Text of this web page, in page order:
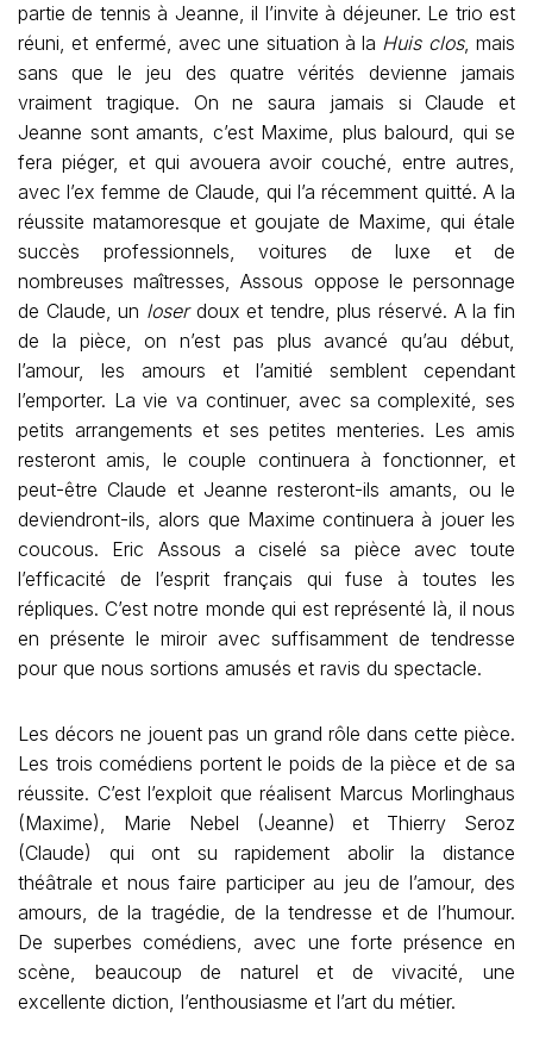
partie de tennis à Jeanne, il l’invite à déjeuner. Le trio est
réuni, et enfermé, avec une situation à la Huis clos, mais
sans que le jeu des quatre vérités devienne jamais
vraiment tragique. On ne saura jamais si Claude et
Jeanne sont amants, c’est Maxime, plus balourd, qui se
fera piéger, et qui avouera avoir couché, entre autres,
avec l’ex femme de Claude, qui l’a récemment quitté. A la
réussite matamoresque et goujate de Maxime, qui étale
succès professionnels, voitures de luxe et de
nombreuses maîtresses, Assous oppose le personnage
de Claude, un loserdoux et tendre, plus réservé. A la fin
de la pièce, on n’est pas plus avancé qu’au début,
l’amour, les amours et l’amitié semblent cependant
l’emporter. La vie va continuer, avec sa complexité, ses
petits arrangements et ses petites menteries. Les amis
resteront amis, le couple continuera à fonctionner, et
peut-être Claude et Jeanne resteront-ils amants, ou le
deviendront-ils, alors que Maxime continuera à jouer les
coucous. Eric Assous a ciselé sa pièce avec toute
l’efficacité de l’esprit français qui fuse à toutes les
répliques. C’est notre monde qui est représenté là, il nous
en présente le miroir avec suffisamment de tendresse
pour que nous sortions amusés et ravis du spectacle.
Les décors ne jouent pas un grand rôle dans cette pièce.
Les trois comédiens portent le poids de la pièce et de sa
réussite. C’est l’exploit que réalisent Marcus Morlinghaus
(Maxime), Marie Nebel (Jeanne) et Thierry Seroz
(Claude) qui ont su rapidement abolir la distance
théâtrale et nous faire participer au jeu de l’amour, des
amours, de la tragédie, de la tendresse et de l’humour.
De superbes comédiens, avec une forte présence en
scène, beaucoup de naturel et de vivacité, une
excellente diction, l’enthousiasme et l’art du métier.